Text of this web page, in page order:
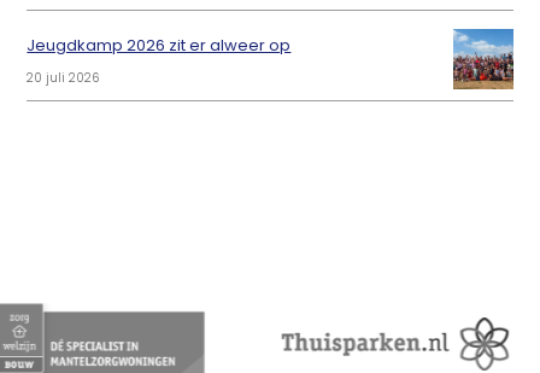
Jeugdkamp 2026 zit er alweer op
20 juli 2026